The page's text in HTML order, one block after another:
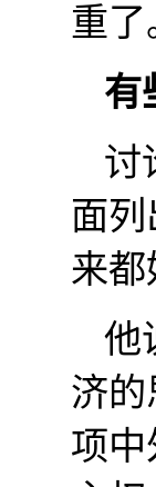
重了
有
讨
面
来都
他
济的
项中